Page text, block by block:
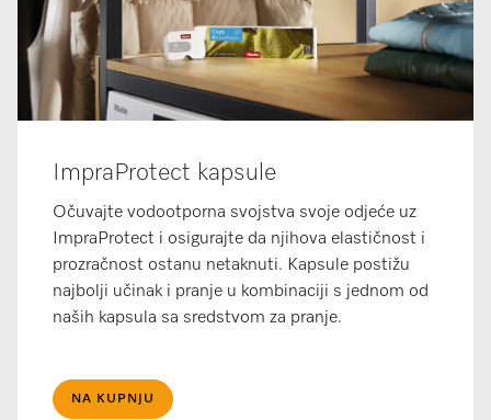
ImpraProtect kapsule
Očuvajte vodootporna svojstva svoje odjeće uz
ImpraProtect i osigurajte da njihova elastičnost i
prozračnost ostanu netaknuti. Kapsule postižu
najbolji učinak i pranje u kombinaciji s jednom od
naših kapsula sa sredstvom za pranje.
NA KUPNJU